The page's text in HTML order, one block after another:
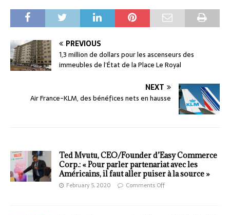
PREVIOUS
1,3 million de dollars pour les ascenseurs des
immeubles de l’État de la Place Le Royal
NEXT
Air France-KLM, des bénéfices nets en hausse
Ted Mvutu, CEO/Founder d’Easy Commerce
Corp.: « Pour parler partenariat avec les
Américains, il faut aller puiser à la source »
February 5, 2020 Comments Off